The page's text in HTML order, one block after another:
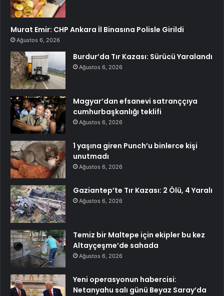
Murat Emir: CHP Ankara İl Binasına Polisle Girildi
Ağustos 6, 2026
Burdur’da Tır Kazası: Sürücü Yaralandı
Ağustos 6, 2026
Magyar’dan efsanevi satranççıya
cumhurbaşkanlığı teklifi
Ağustos 6, 2026
1 yaşına giren Punch’u binlerce kişi
unutmadı
Ağustos 6, 2026
Gaziantep’te Tır Kazası: 2 Ölü, 4 Yaralı
Ağustos 6, 2026
Temiz bir Maltepe için ekipler bu kez
Altayçeşme’de sahada
Ağustos 6, 2026
Yeni operasyonun habercisi:
Netanyahu salı günü Beyaz Saray’da